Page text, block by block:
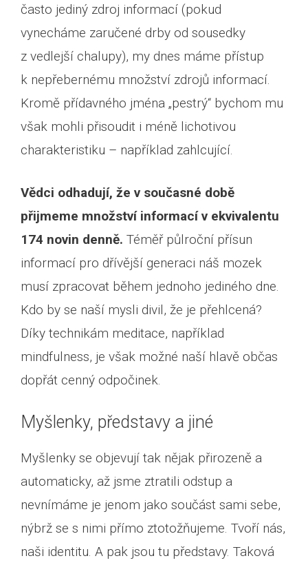
často jediný zdroj informací (pokud
vynecháme zaručené drby od sousedky
z vedlejší chalupy), my dnes máme přístup
k nepřebernému množství zdrojů informací.
Kromě přídavného jména „pestrý“ bychom mu
však mohli přisoudit i méně lichotivou
charakteristiku – například zahlcující.
Vědci odhadují, že v současné době
přijmeme množství informací v ekvivalentu
174 novin denně. Téměř půlroční přísun
informací pro dřívější generaci náš mozek
musí zpracovat během jednoho jediného dne.
Kdo by se naší mysli divil, že je přehlcená?
Díky technikám meditace, například
mindfulness, je však možné naší hlavě občas
dopřát cenný odpočinek.
Myšlenky, představy a jiné
Myšlenky se objevují tak nějak přirozeně a
automaticky, až jsme ztratili odstup a
nevnímáme je jenom jako součást sami sebe,
nýbrž se s nimi přímo ztotožňujeme. Tvoří nás,
naši identitu. A pak jsou tu představy. Taková